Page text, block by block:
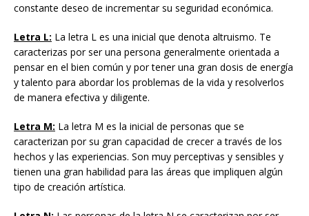
constante deseo de incrementar su seguridad económica.
Letra L: La letra L es una inicial que denota altruismo. Te
caracterizas por ser una persona generalmente orientada a
pensar en el bien común y por tener una gran dosis de energía
y talento para abordar los problemas de la vida y resolverlos
de manera efectiva y diligente.
Letra M: La letra M es la inicial de personas que se
caracterizan por su gran capacidad de crecer a través de los
hechos y las experiencias. Son muy perceptivas y sensibles y
tienen una gran habilidad para las áreas que impliquen algún
tipo de creación artística.